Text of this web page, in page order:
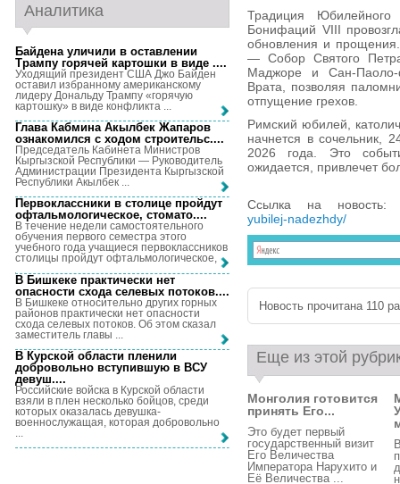
Традиция
Бонифаций VIII
обновления и
— Собор Святого
Маджоре и Сан-
Врата, позволяя
отпущение грехов.
Римский юбилей,
начнется в сочельник,
2026 года. Это
ожидается, привлечет
Ссылка на
yubilej-nadezhdy/
Новость прочитана 110
Еще из этой
Монголия готовится
принять Его...
Это будет первый
государственный визит
Его Величества
Императора Нарухито и
Её Величества ...
Аналитика
Байдена уличили в оставлении
Трампу горячей картошки в виде ....
Уходящий президент США Джо Байден
оставил избранному американскому
лидеру Дональду Трампу «горячую
картошку» в виде конфликта ...
Глава Кабмина Акылбек Жапаров
ознакомился с ходом строительс....
Председатель Кабинета Министров
Кыргызской Республики — Руководитель
Администрации Президента Кыргызской
Республики Акылбек ...
Первоклассники в столице пройдут
офтальмологическое, стомато....
В течение недели самостоятельного
обучения первого семестра этого
учебного года учащиеся первоклассников
столицы пройдут офтальмологическое, ...
В Бишкеке практически нет
опасности схода селевых потоков....
В Бишкеке относительно других горных
районов практически нет опасности
схода селевых потоков. Об этом сказал
заместитель главы ...
В Курской области пленили
добровольно вступившую в ВСУ
девуш....
Российские войска в Курской области
взяли в плен несколько бойцов, среди
которых оказалась девушка-
военнослужащая, которая добровольно
...